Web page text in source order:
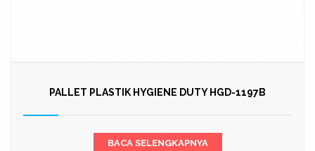
PALLET PLASTIK HYGIENE DUTY HGD-1197B
BACA SELENGKAPNYA